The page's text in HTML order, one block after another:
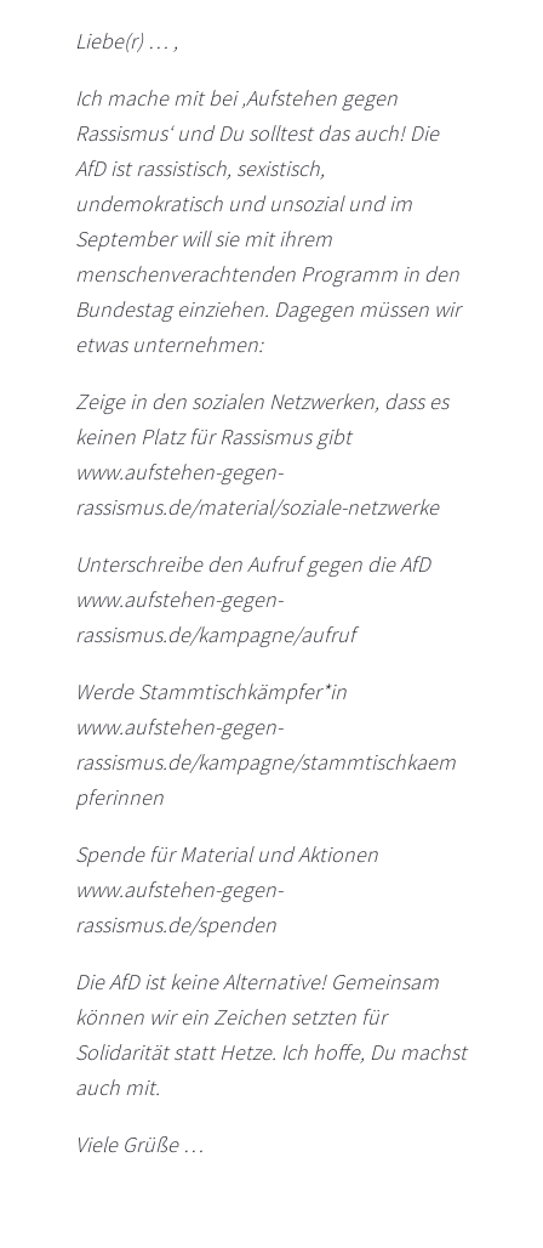
Liebe(r) … ,
Ich mache mit bei ‚Aufstehen gegen
Rassismus‘ und Du solltest das auch! Die
AfD ist rassistisch, sexistisch,
undemokratisch und unsozial und im
September will sie mit ihrem
menschenverachtenden Programm in den
Bundestag einziehen. Dagegen müssen wir
etwas unternehmen:
Zeige in den sozialen Netzwerken, dass es
keinen Platz für Rassismus gibt
www.aufstehen-gegen-
rassismus.de/material/soziale-netzwerke
Unterschreibe den Aufruf gegen die AfD
www.aufstehen-gegen-
rassismus.de/kampagne/aufruf
Werde Stammtischkämpfer*in
www.aufstehen-gegen-
rassismus.de/kampagne/stammtischkaem
pferinnen
Spende für Material und Aktionen
www.aufstehen-gegen-
rassismus.de/spenden
Die AfD ist keine Alternative! Gemeinsam
können wir ein Zeichen setzten für
Solidarität statt Hetze. Ich hoffe, Du machst
auch mit.
Viele Grüße …